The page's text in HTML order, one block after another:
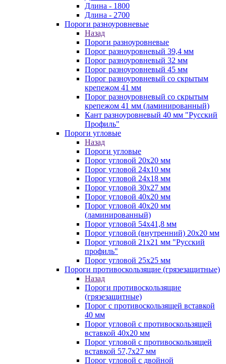
Длина - 1800
Длина - 2700
Пороги разноуровневые
Назад
Пороги разноуровневые
Порог разноуровневый 39,4 мм
Порог разноуровневый 32 мм
Порог разноуровневый 45 мм
Порог разноуровневый со скрытым
крепежом 41 мм
Порог разноуровневый со скрытым
крепежом 41 мм (ламинированный)
Кант разноуровневый 40 мм "Русский
Профиль"
Пороги угловые
Назад
Пороги угловые
Порог угловой 20х20 мм
Порог угловой 24х10 мм
Порог угловой 24х18 мм
Порог угловой 30х27 мм
Порог угловой 40х20 мм
Порог угловой 40х20 мм
(ламинированный)
Порог угловой 54х41,8 мм
Порог угловой (внутренний) 20х20 мм
Порог угловой 21х21 мм "Русский
профиль"
Порог угловой 25х25 мм
Пороги противоскользящие (грязезащитные)
Назад
Пороги противоскользящие
(грязезащитные)
Порог с противоскользящей вставкой
40 мм
Порог угловой с противоскользящей
вставкой 40х20 мм
Порог угловой с противоскользящей
вставкой 57,7х27 мм
Порог угловой с двойной